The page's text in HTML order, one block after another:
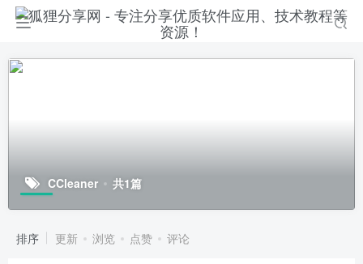
CCleaner 共1篇
排序 更新 浏览 点赞 评论